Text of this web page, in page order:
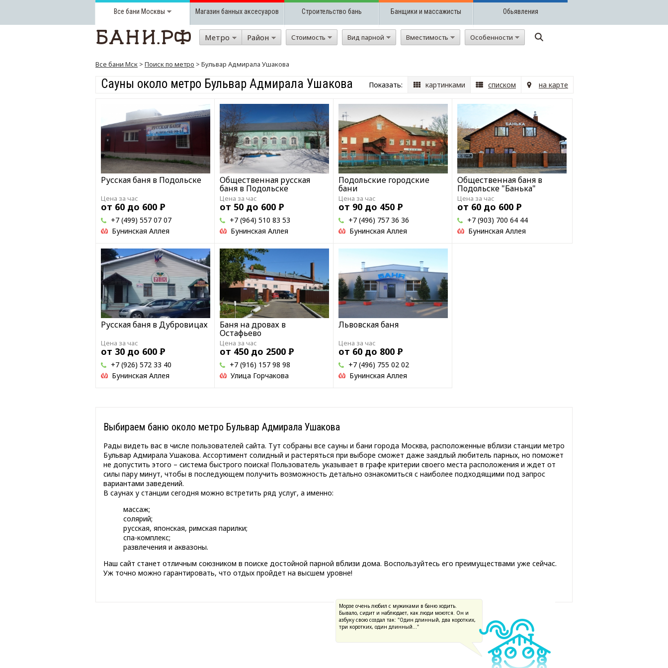
Все бани Москвы Магазин банных аксесуаров Строительство бань Банщики и массажисты Обьявления
Метро Район Стоимость Вид парной Вместимость Особенности
Все бани Мск > Поиск по метро > Бульвар Адмирала Ушакова
Сауны около метро Бульвар Адмирала Ушакова Показать: картинками списком на карте
Русская баня в Подольске
Цена за час
от 60 до 600 Р
Бунинская Аллея
+7 (499) 557 07 07
Общественная русская
баня в Подольске
Цена за час
от 50 до 600 Р
Бунинская Аллея
+7 (964) 510 83 53
Подольские городские
бани
Цена за час
от 90 до 450 Р
Бунинская Аллея
+7 (496) 757 36 36
Общественная баня в
Подольске "Банька"
Цена за час
от 60 до 600 Р
Бунинская Аллея
+7 (903) 700 64 44
Русская баня в Дубровицах
Цена за час
от 30 до 600 Р
Бунинская Аллея
+7 (926) 572 33 40
Баня на дровах в
Остафьево
Цена за час
от 450 до 2500 Р
Улица Горчакова
+7 (916) 157 98 98
Львовская баня
Цена за час
от 60 до 800 Р
Бунинская Аллея
+7 (496) 755 02 02
Выбираем баню около метро Бульвар Адмирала Ушакова
Рады видеть вас в числе пользователей сайта. Тут собраны все сауны и бани города Москва, расположенные вблизи станции метро
Бульвар Адмирала Ушакова. Ассортимент солидный и растеряться при выборе сможет даже заядлый любитель парных, но поможет
не допустить этого – система быстрого поиска! Пользователь указывает в графе критерии своего места расположения и ждет от
силы пару минут, чтобы в последующем получить возможность детально ознакомиться с наиболее подходящими под запрос
вариантами заведений.
В саунах у станции сегодня можно встретить ряд услуг, а именно:
массаж;
солярий;
русская, японская, римская парилки;
спа-комплекс;
развлечения и аквазоны.
Наш сайт станет отличным союзником в поиске достойной парной вблизи дома. Воспользуйтесь его преимуществами уже сейчас.
Уж точно можно гарантировать, что отдых пройдет на высшем уровне!
Морзе очень любил с мужиками в баню ходить.
Бывало, сидит и наблюдает, как люди моются. Он и
азбуку свою создал так: "Один длинный, два коротких,
три коротких, один длинный…"